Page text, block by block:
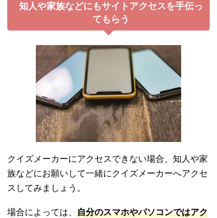
知人や家族などにもサイトアクセスを手伝っ
てもらう
クイズメーカーにアクセスできない場合、知人や家
族などにお願いして一緒にクイズメーカーへアクセ
スしてみましょう。
場合によっては、 自分のスマホやパソコンではアク